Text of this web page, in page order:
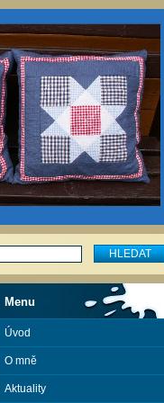
Menu
Úvod
O mně
Aktuality